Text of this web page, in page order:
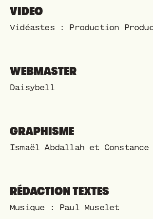
VIDEO
Vidéastes : Production
WEBMASTER
Daisybell
GRAPHISME
Ismaël Abdallah et Constance
RÉDACTION TEXTES
Musique : Paul Muselet